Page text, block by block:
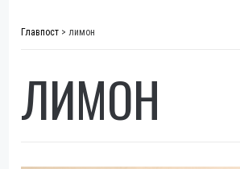
Главпост > лимон
ЛИМОН